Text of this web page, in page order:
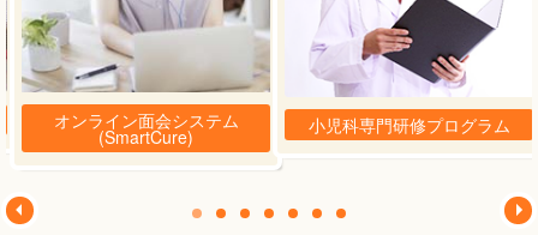
オンライン面会システム
(SmartCure) 小児科専門研修プログラム